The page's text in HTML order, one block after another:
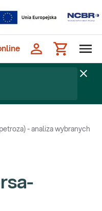
- analiza wybranych